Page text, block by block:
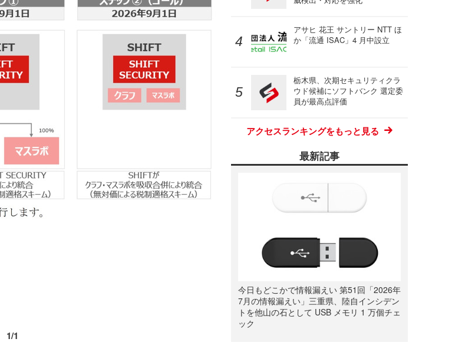
1/1
アサヒ 花王 サントリー NTT ほ
か「流通 ISAC」4 月中設立
栃木県、次期セキュリティクラ
ウド候補にソフトバンク 選定委
員が最高点評価
アクセスランキングをもっと見る
最新記事
今日もどこかで情報漏えい 第51回「2026年
7月の情報漏えい」三重県、陸自インシデン
トを他山の石として USB メモリ 1 万個チェ
ック